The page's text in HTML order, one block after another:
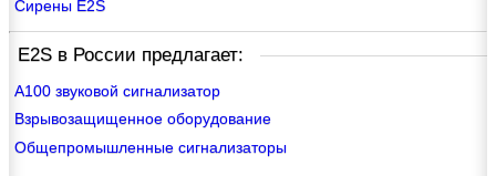
Сирены E2S
E2S в России предлагает:
A100 звуковой сигнализатор
Взрывозащищенное оборудование
Общепромышленные сигнализаторы